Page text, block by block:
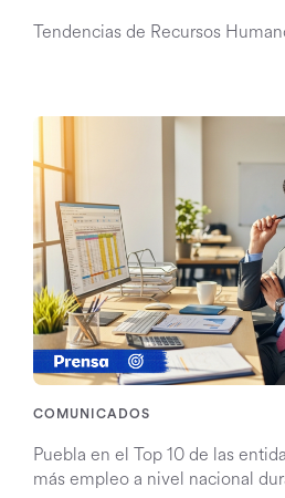
Tendencias de Recursos
COMUNICADOS
Puebla en el Top 10 de las
más empleo a nivel nacional